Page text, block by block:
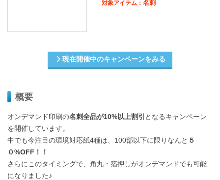
対象アイテム： 名刺
現在開催中のキャンペーンをみる
概要
オンデマンド印刷の名刺全品が10%以上割引 となるキャンペーン
を開催しています。
中でも今注目の環境対応紙4種は、100部以下に限りなんと ５
０%OFF！！
さらにこのタイミングで、角丸・箔押しがオンデマンドでも可能
になりました♪